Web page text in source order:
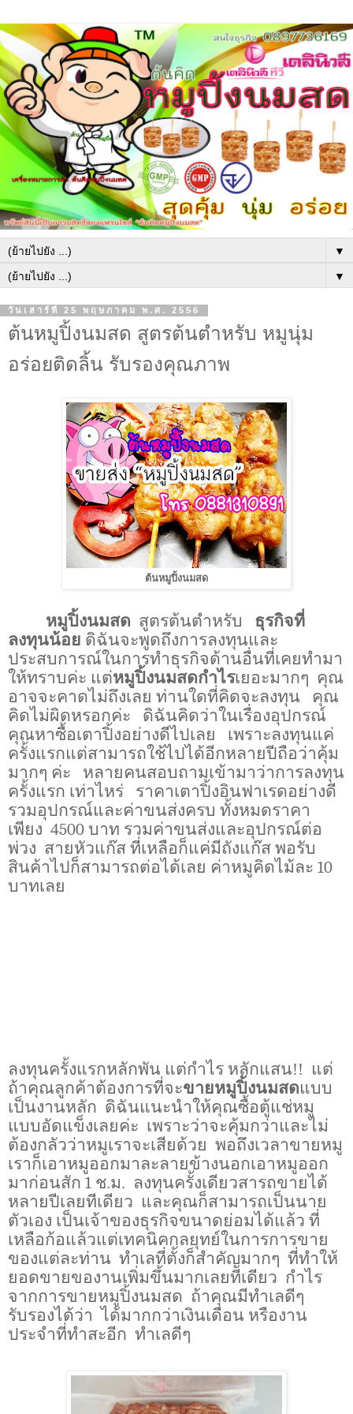
▼
▼
วันเสาร์ที่ 25 พฤษภาคม พ.ศ. 2556
ต้นหมูปิ้งนมสด สูตรต้นตำหรับ หมูนุ่ม
อร่อยติดลิ้น รับรองคุณภาพ
ต้นหมูปิ้งนมสด
หมูปิ้งนมสด สูตรต้นตำหรับ
ธุรกิจที่
ลงทุนน้อย ดิฉันจะพูดถึงการลงทุนและ
ประสบการณ์ในการทำธุรกิจด้านอื่นที่เคยทำมา
ให้ทราบค่ะ แต่หมูปิ้งนมสดกำไรเยอะมากๆ คุณ
อาจจะคาดไม่ถึงเลย ท่านใดที่คิดจะลงทุน
คุณ
คิดไม่ผิดหรอกค่ะ
ดิฉันคิดว่าในเรื่องอุปกรณ์
คุณหาซื้อเตาปิ้งอย่างดีไปเลย
เพราะลงทุนแค่
ครั้งแรกแต่สามารถใช้ไปได้อีกหลายปีถือว่าคุ้ม
มากๆ ค่ะ
หลายคนสอบถามเข้ามาว่าการลงทุน
ครั้งแรก เท่าไหร่
ราคาเตาปิ้งอินฟาเรดอย่างดี
รวมอุปกรณ์และค่าขนส่งครบ ทั้งหมดราคา
เพียง 4500 บาท รวมค่าขนส่งและอุปกรณ์ต่อ
พ่วง สายหัวแก๊ส ที่เหลือก็แค่มีถังแก๊ส พอรับ
สินค้าไปก็สามารถต่อได้เลย ค่าหมูคิดไม้ละ 10
บาทเลย
ลงทุนครั้งแรกหลักพัน แต่กำไร หลักแสน!! แต่
ถ้าคุณลูกค้าต้องการที่จะขายหมูปิ้งนมสดแบบ
เป็นงานหลัก ดิฉันแนะนำให้คุณซื้อตู้แช่หมู
แบบอัดแข็งเลยค่ะ เพราะว่าจะคุ้มกว่าและไม่
ต้องกลัวว่าหมูเราจะเสียด้วย พอถึงเวลาขายหมู
เราก็เอาหมูออกมาละลายข้างนอกเอาหมูออก
มาก่อนสัก 1 ช.ม. ลงทุนครั้งเดียวสารถขายได้
หลายปีเลยทีเดียว และคุณก็สามารถเป็นนาย
ตัวเอง เป็นเจ้าของธุรกิจขนาดย่อมได้แล้ว ที่
เหลือก้อแล้วแต่เทคนิคกลยุทย์ในการการขาย
ของแต่ละท่าน ทำเลที่ตั้งก็สำคัญมากๆ ที่ทำให้
ยอดขายของานเพิ่มขึ้นมากเลยทีเดียว กำไร
จากการขายหมูปิ้งนมสด ถ้าคุณมีทำเลดีๆ
รับรองได้ว่า ได้มากกว่าเงินเดือน หรืองาน
ประจำที่ทำสะอีก ทำเลดีๆ